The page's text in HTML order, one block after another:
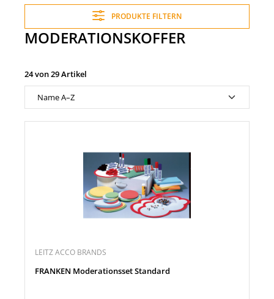
PRODUKTE FILTERN
MODERATIONSKOFFER
24 von 29 Artikel
LEITZ ACCO BRANDS
FRANKEN Moderationsset Standard